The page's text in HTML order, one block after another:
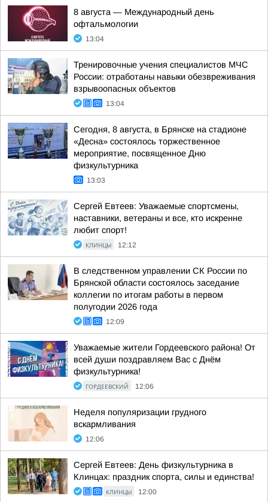
8 августа — Международный день
офтальмологии
13:04
Тренировочные учения специалистов МЧС
России: отработаны навыки обезвреживания
взрывоопасных объектов
13:04
Сегодня, 8 августа, в Брянске на стадионе
«Десна» состоялось торжественное
мероприятие, посвященное Дню
физкультурника
13:03
Сергей Евтеев: Уважаемые спортсмены,
наставники, ветераны и все, кто искренне
любит спорт!
КЛИНЦЫ 12:12
В следственном управлении СК России по
Брянской области состоялось заседание
коллегии по итогам работы в первом
полугодии 2026 года
12:09
Уважаемые жители Гордеевского района! От
всей души поздравляем Вас с Днём
физкультурника!
ГОРДЕЕВСКИЙ 12:06
Неделя популяризации грудного
вскармливания
12:06
Сергей Евтеев: День физкультурника в
Клинцах: праздник спорта, силы и единства!
КЛИНЦЫ 12:00